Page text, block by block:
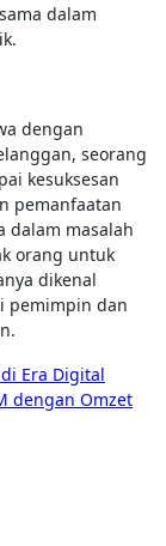
dalam
dengan
seorang
kesuksesan
pemanfaatan
dalam masalah
orang untuk
dikenal
pemimpin dan
Era Digital
dengan Omzet